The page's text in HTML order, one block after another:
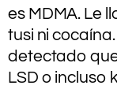
es MDMA. Le
tusi ni
detectado
LSD o incluso